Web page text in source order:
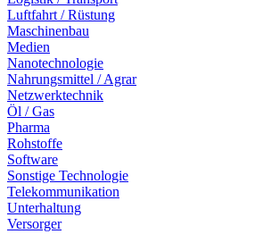
Luftfahrt / Rüstung
Maschinenbau
Medien
Nanotechnologie
Nahrungsmittel / Agrar
Netzwerktechnik
Öl / Gas
Pharma
Rohstoffe
Software
Sonstige Technologie
Telekommunikation
Unterhaltung
Versorger